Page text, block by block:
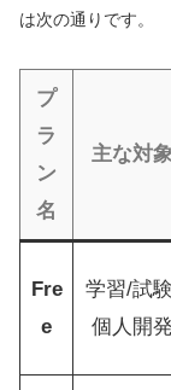
は次の通りです。
プ
ラ
ン
名
主な対象
Fre
e
学習/試
個人開発